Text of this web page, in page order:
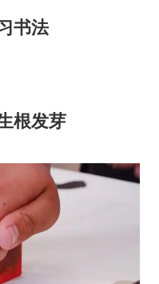
书法
根发芽